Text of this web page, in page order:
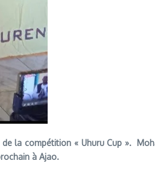
la compétition « Uhuru Cup ».
à Ajao.